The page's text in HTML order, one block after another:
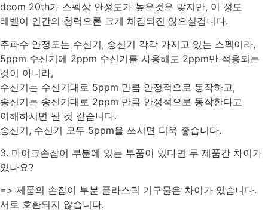
dcom 20th가 스펙상 안정도가 높은것은 맞지만, 이 정도
레벨이 인간의 청력으론 크게 체감되진 않으실겁니다.
주파수 안정도는 수신기, 송신기 각각 가지고 있는 스펙이라,
5ppm 수신기에 2ppm 수신기를 사용해도 2ppm만 적용되는
것이 아니라,
수신기는 수신기대로 5ppm 만큼 안정적으로 동작하고,
송신기는 송신기대로 2ppm 만큼 안정적으로 동작한다고
이해하시면 될 것 같습니다.
송신기, 수신기 모두 5ppm을 쓰시면 더욱 좋습니다.
3. 마이크손잡이 부분에 있는 부품이 있다면 두 제품간 차이가
있나요?
=> 제품의 손잡이 부분 플라스틱 기구물은 차이가 있습니다.
서로 호환되지 않습니다.